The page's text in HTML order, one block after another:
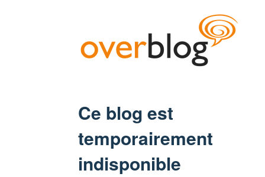
Ce blog est
temporairement
indisponible